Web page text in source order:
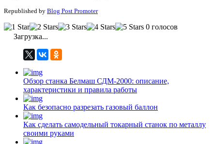
Republished by Blog Post Promoter
0 голосов
Загрузка...
Обзор станка Белмаш СДМ-2000: описание,
характеристики и правила работы
Как безопасно разрезать газовый баллон
Как сделать самодельный токарный станок по металлу
своими руками